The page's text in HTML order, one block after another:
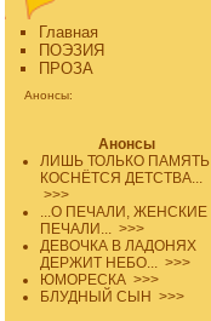
Главная
ПОЭЗИЯ
ПРОЗА
Анонсы:
Анонсы
ЛИШЬ ТОЛЬКО ПАМЯТЬ
КОСНЁТСЯ ДЕТСТВА...
>>>
...О ПЕЧАЛИ, ЖЕНСКИЕ
ПЕЧАЛИ... >>>
ДЕВОЧКА В ЛАДОНЯХ
ДЕРЖИТ НЕБО... >>>
ЮМОРЕСКА >>>
БЛУДНЫЙ СЫН >>>